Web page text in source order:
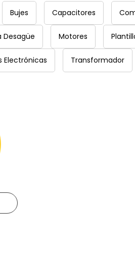
Bujes Capacitores
Desagüe Motores
Electrónicas Transformador